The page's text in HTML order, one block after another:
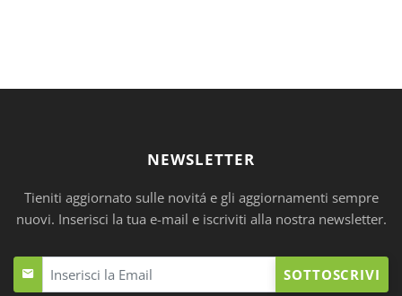
NEWSLETTER
Tieniti aggiornato sulle novitá e gli aggiornamenti sempre
nuovi. Inserisci la tua e-mail e iscriviti alla nostra newsletter.
SOTTOSCRIVI